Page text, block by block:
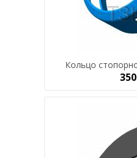
Кольцо
350